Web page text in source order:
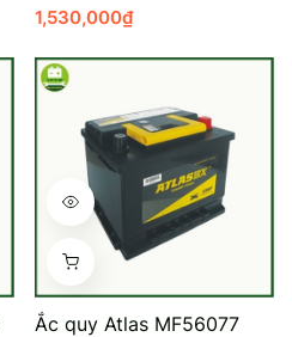
1,530,000₫
Ắc quy Atlas MF56077